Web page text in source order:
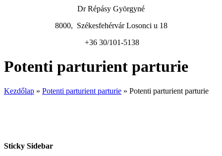
Dr Répásy Györgyné
8000, Székesfehérvár Losonci u 18
+36 30/101-5138
Potenti parturient parturie
Kezdőlap » Potenti parturient parturie » Potenti parturient parturie
Sticky Sidebar